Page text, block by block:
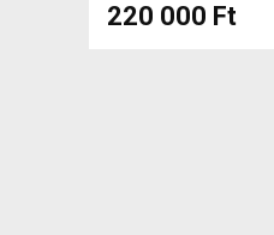
220 000 Ft